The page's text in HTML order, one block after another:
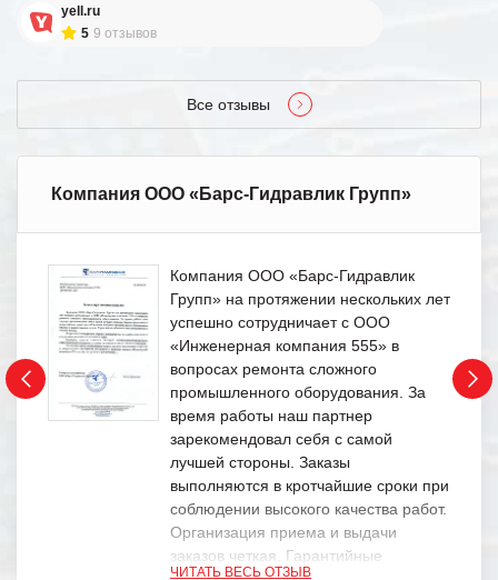
yell.ru
5 9 отзывов
Все отзывы
Компания ООО «Барс-Гидравлик Групп»
Компания ООО «Барс-Гидравлик
Групп» на протяжении нескольких лет
успешно сотрудничает с ООО
«Инженерная компания 555» в
вопросах ремонта сложного
промышленного оборудования. За
время работы наш партнер
зарекомендовал себя с самой
лучшей стороны. Заказы
выполняются в кротчайшие сроки при
соблюдении высокого качества работ.
Организация приема и выдачи
заказов четкая. Гарантийные
ЧИТАТЬ ВЕСЬ ОТЗЫВ